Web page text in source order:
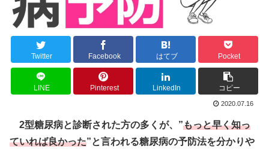
Twitter Facebook はてブ Pocket
LINE Pinterest LinkedIn コピー
2020.07.16
2型糖尿病と診断された方の多くが、”もっと早く知っ
ていれば良かった”と言われる糖尿病の予防法を分かりや